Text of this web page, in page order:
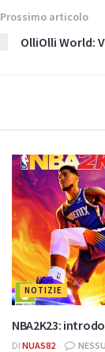
Prossimo articolo
OlliOlli World:
NOTIZIE
NBA2K23:
DI NUAS82